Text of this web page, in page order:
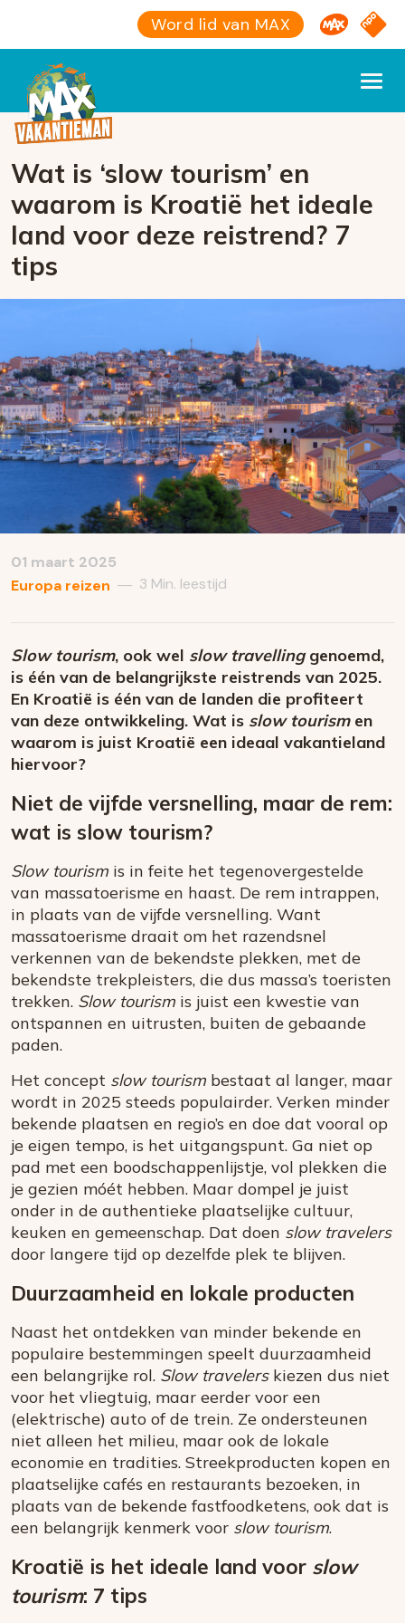
Word lid van MAX Omroep
NPO
Wat is ‘slow tourism’ en
waarom is Kroatië het ideale
land voor deze reistrend? 7
tips
01 maart 2025
Europa reizen — 3 Min. leestijd
Slow tourism, ook wel slow travellinggenoemd,
is één van de belangrijkste reistrends van 2025.
En Kroatië is één van de landen die profiteert
van deze ontwikkeling. Wat is slow tourismen
waarom is juist Kroatië een ideaal vakantieland
hiervoor?
Niet de vijfde versnelling, maar de rem:
wat is slow tourism?
Slow tourism is in feite het tegenovergestelde
van massatoerisme en haast. De rem intrappen,
in plaats van de vijfde versnelling. Want
massatoerisme draait om het razendsnel
verkennen van de bekendste plekken, met de
bekendste trekpleisters, die dus massa’s toeristen
trekken. Slow tourism is juist een kwestie van
ontspannen en uitrusten, buiten de gebaande
paden.
Het concept slow tourism bestaat al langer, maar
wordt in 2025 steeds populairder. Verken minder
bekende plaatsen en regio’s en doe dat vooral op
je eigen tempo, is het uitgangspunt. Ga niet op
pad met een boodschappenlijstje, vol plekken die
je gezien móét hebben. Maar dompel je juist
onder in de authentieke plaatselijke cultuur,
keuken en gemeenschap. Dat doen slow travelers
door langere tijd op dezelfde plek te blijven.
Duurzaamheid en lokale producten
Naast het ontdekken van minder bekende en
populaire bestemmingen speelt duurzaamheid
een belangrijke rol. Slow travelerskiezen dus niet
voor het vliegtuig, maar eerder voor een
(elektrische) auto of de trein. Ze ondersteunen
niet alleen het milieu, maar ook de lokale
economie en tradities. Streekproducten kopen en
plaatselijke cafés en restaurants bezoeken, in
plaats van de bekende fastfoodketens, ook dat is
een belangrijk kenmerk voor slow tourism.
Kroatië is het ideale land voor slow
tourism: 7 tips